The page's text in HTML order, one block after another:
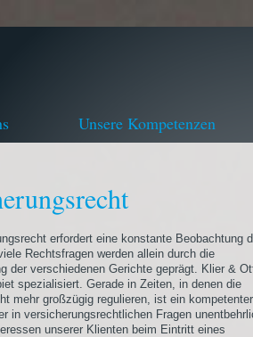
Unsere Kompetenzen
erfordert eine konstante Beobachtung
Rechtsfragen werden allein durch die
der verschiedenen Gerichte geprägt. Klier &
spezialisiert. Gerade in Zeiten, in denen die
mehr großzügig regulieren, ist ein kompetenter
in versicherungsrechtlichen Fragen
unserer Klienten beim Eintritt eines